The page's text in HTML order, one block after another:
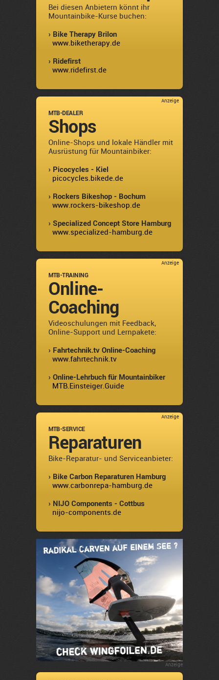
Bei diesen Anbietern könnt ihr
Mountainbike-Kurse buchen:
› Bike Therapy Brilon
www.biketherapy.de
› Ridefirst
www.ridefirst.de
Anzeige
MTB-DEALER
Shops
Online-Shops und lokale Händler mit
Ausrüstung für Mountainbiker:
› Picocycles - Kiel
picocycles.bikede.de
› Rockers Bikeshop - Bochum
www.rockers-bikeshop.de
› Specialized Concept Store Hamburg
www.specialized-hamburg.de
Anzeige
MTB-TRAINING
Online-
Coaching
Videoschulungen mit Feedback,
Online-Support und Lernpakete:
› Fahrtechnik.tv Online-Coaching
www.fahrtechnik.tv
› Online-Lehrbuch für Mountainbiker
MTB.Einsteiger.Guide
Anzeige
MTB-SERVICE
Reparaturen
Bike-Reparatur- und Serviceanbieter:
› Bike Carbon Reparaturen Hamburg
www.carbonrepa-hamburg.de
› NIJO Components - Cottbus
nijo-components.de
Anzeige